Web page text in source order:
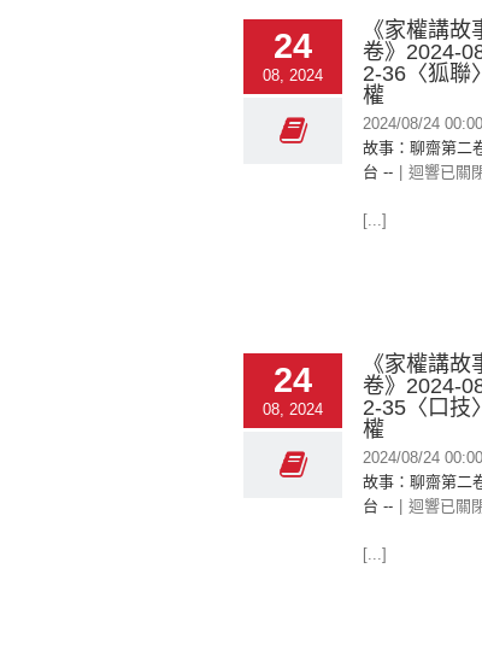
24
08, 2024
《家權講
卷》2024-
2-36〈狐聯
權
2024/08/24
故事：聊齋第二
台 --
迴響已關
[...]
24
08, 2024
《家權講
卷》2024-
2-35〈口技
權
2024/08/24
故事：聊齋第二
台 --
迴響已關
[...]